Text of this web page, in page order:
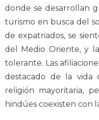
donde se desarrollan
turismo en busca del
de expatriados, se
del Medio Oriente, y
tolerante. Las
destacado de la vida
religión mayoritaria,
hindúes coexisten con